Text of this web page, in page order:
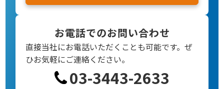
お電話でのお問い合わせ
直接当社にお電話いただくことも可能です。ぜ
ひお気軽にご連絡ください。
03-3443-2633